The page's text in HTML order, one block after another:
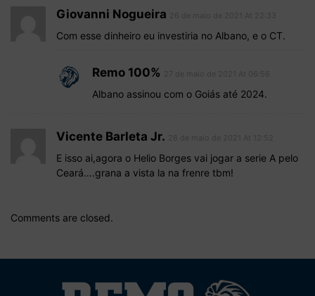
Giovanni Nogueira
Com esse dinheiro eu investiria no Albano, e o CT.
Remo 100%
Albano assinou com o Goiás até 2024.
Vicente Barleta Jr.
E isso ai,agora o Helio Borges vai jogar a serie A pelo
Ceará….grana a vista la na frenre tbm!
Comments are closed.